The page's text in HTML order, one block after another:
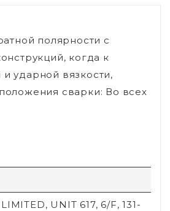
полярности с
когда к
ударной вязкости,
сварки: Во всех
UNIT 617, 6/F, 131-